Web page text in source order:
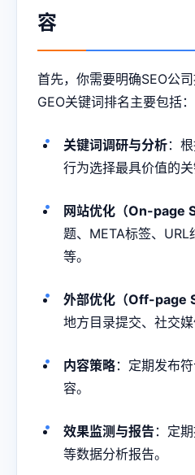
容
首先，你需要明确SEO公
GEO关键词排名主要包括：
关键词调研与分析：
行为选择最具价值的关
网站优化（On-page
题、META标签、
等。
外部优化（Off-page
地方目录提交、社交媒
内容策略：定期发布
容。
效果监测与报告 ：定
等数据分析报告。